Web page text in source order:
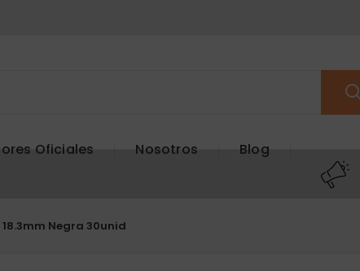
Oficiales Nosotros Blog
Negra 30unid